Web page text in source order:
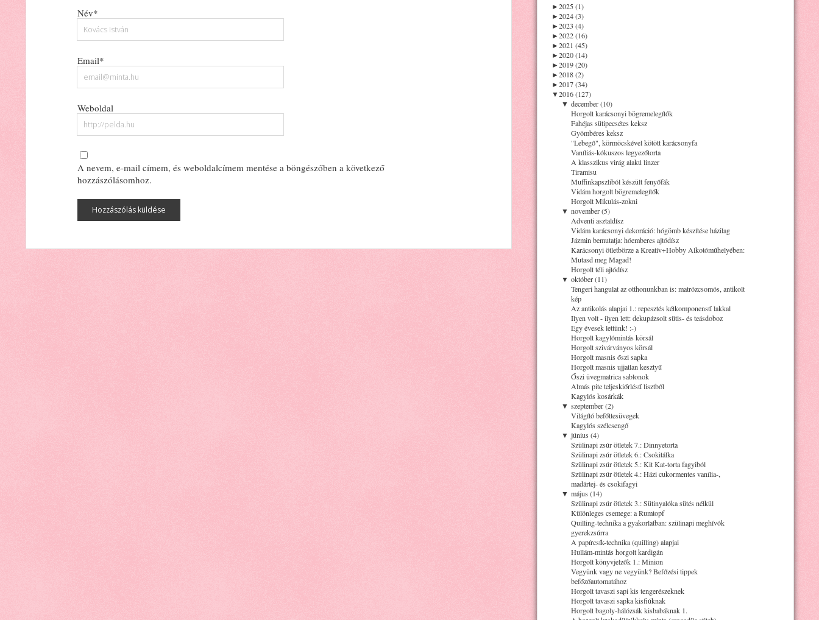
Név*
Email*
Weboldal
A nevem, e-mail címem, és weboldalcímem mentése a böngészőben a következő
hozzászólásomhoz.
►2025 (1)
►2024 (3)
►2023 (4)
►2022 (16)
►2021 (45)
►2020 (14)
►2019 (20)
►2018 (2)
►2017 (34)
▼2016 (127)
▼ december (10)
Horgolt karácsonyi bögremelegítők
Fahéjas sütipecsétes keksz
Gyömbéres keksz
"Lebegő", körmöcskével kötött karácsonyfa
Vaníliás-kókuszos legyezőtorta
A klasszikus virág alakú linzer
Tiramisu
Muffinkapszliból készült fenyőfák
Vidám horgolt bögremelegítők
Horgolt Mikulás-zokni
▼ november (5)
Adventi asztaldísz
Vidám karácsonyi dekoráció: hógömb készítése házilag
Jázmin bemutatja: hóemberes ajtódísz
Karácsonyi ötletbörze a Kreatív+Hobby Alkotóműhelyében:
Mutasd meg Magad!
Horgolt téli ajtódísz
▼ október (11)
Tengeri hangulat az otthonunkban is: matrózcsomós, antikolt
kép
Az antikolás alapjai 1.: repesztés kétkomponensű lakkal
Ilyen volt - ilyen lett: dekupázsolt sütis- és teásdoboz
Egy évesek lettünk! :-)
Horgolt kagylómintás körsál
Horgolt szivárványos körsál
Horgolt masnis őszi sapka
Horgolt masnis ujjatlan kesztyű
Őszi üvegmatrica sablonok
Almás pite teljeskiőrlésű lisztből
Kagylós kosárkák
▼ szeptember (2)
Világító befőttesüvegek
Kagylós szélcsengő
▼ június (4)
Szülinapi zsúr ötletek 7.: Dinnyetorta
Szülinapi zsúr ötletek 6.: Csokitálka
Szülinapi zsúr ötletek 5.: Kit Kat-torta fagyiból
Szülinapi zsúr ötletek 4.: Házi cukormentes vanília-,
madártej- és csokifagyi
▼ május (14)
Szülinapi zsúr ötletek 3.: Sütinyalóka sütés nélkül
Különleges csemege: a Rumtopf
Quilling-technika a gyakorlatban: szülinapi meghívók
gyerekzsúrra
A papírcsík-technika (quilling) alapjai
Hullám-mintás horgolt kardigán
Horgolt könyvjelzők 1.: Minion
Vegyünk vagy ne vegyünk? Befőzési tippek
befőzőautomatához
Horgolt tavaszi sapi kis tengerészeknek
Horgolt tavaszi sapka kisfiúknak
Horgolt bagoly-hálózsák kisbabáknak 1.